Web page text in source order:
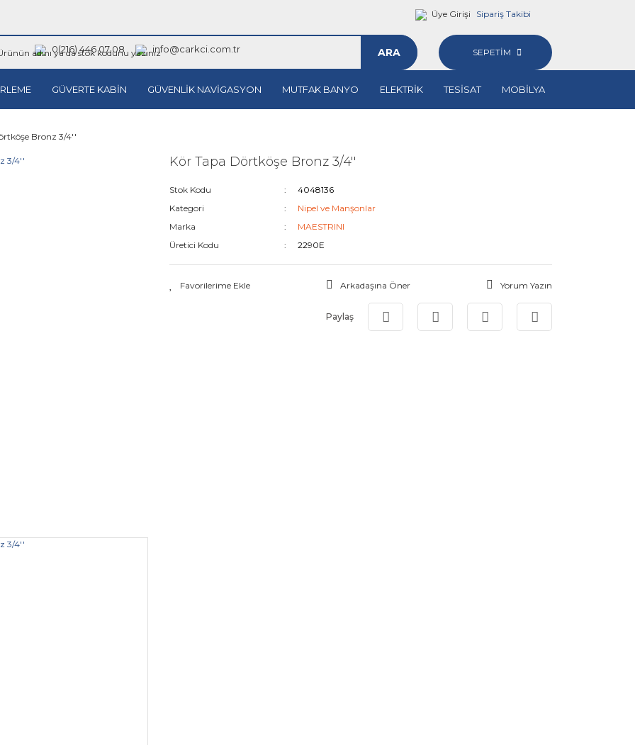
Üye Girişi Sipariş Takibi
0(216) 446 07 08 info@carkci.com.tr ARA SEPETİM
GÜVERTE KABİN GÜVENLİK NAVİGASYON MUTFAK BANYO ELEKTRİK TESİSAT MOBİLYA
Bronz 3/4''
Kör Tapa Dörtköşe Bronz 3/4''
Stok Kodu
4048136
Kategori
Nipel ve Manşonlar
Marka
MAESTRINI
Üretici Kodu
2290E
Arkadaşına Öner Yorum Yazın
Paylaş